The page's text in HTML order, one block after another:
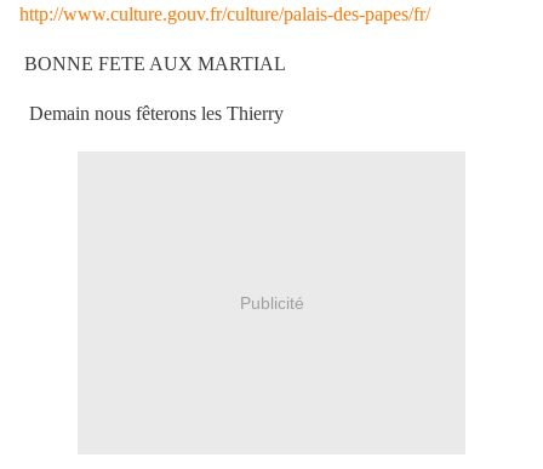
http://www.culture.gouv.fr/culture/palais-des-papes/fr/
BONNE FETE AUX MARTIAL
Demain nous fêterons les Thierry
Publicité